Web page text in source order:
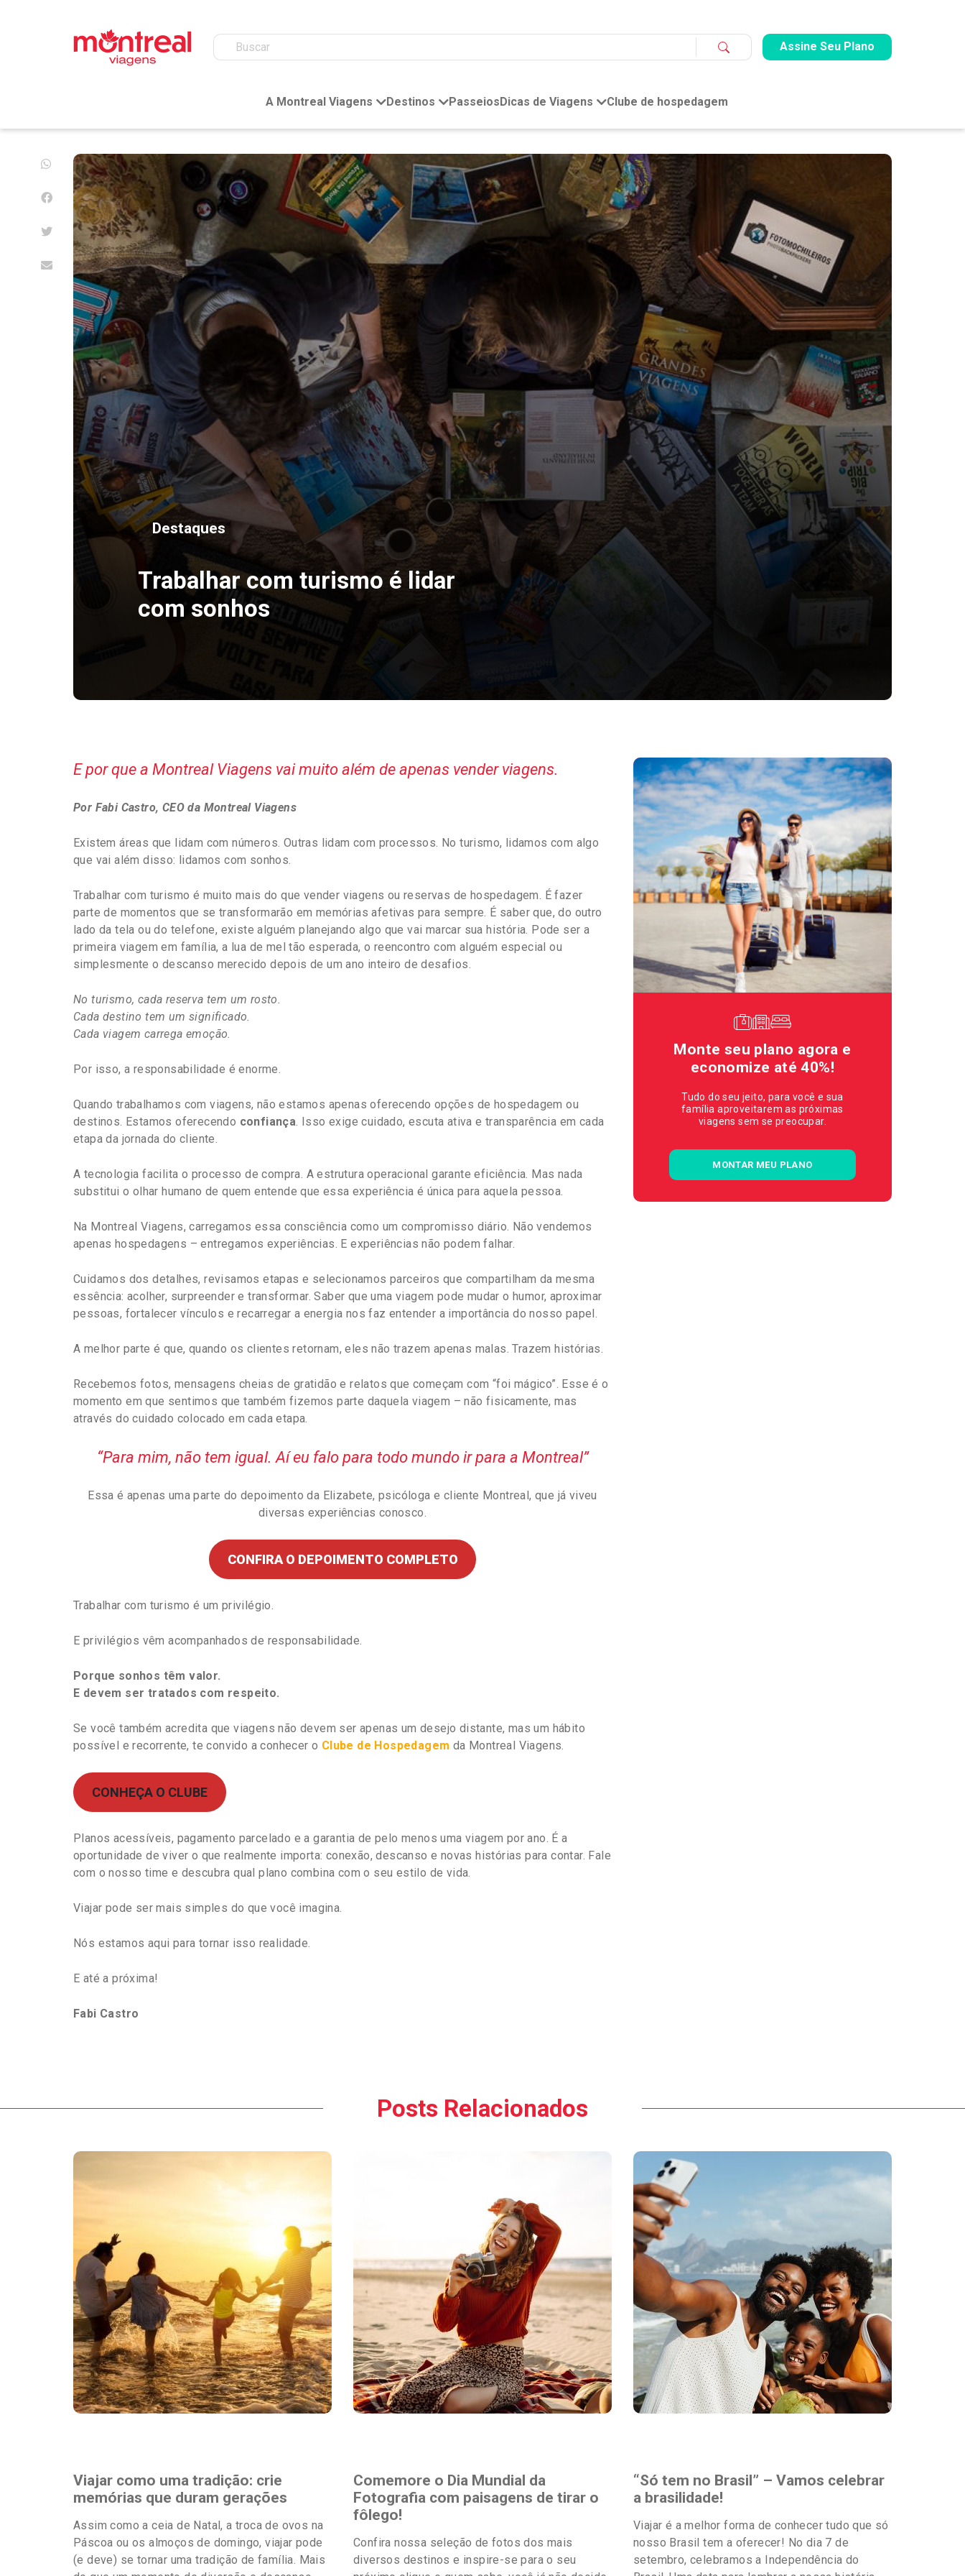
Assine Seu Plano
A Montreal Viagens Destinos Passeios Dicas de Viagens Clube de hospedagem
Destaques
Trabalhar com turismo é lidar
com sonhos
E por que a Montreal Viagens vai muito além de apenas vender viagens.
Por Fabi Castro, CEO da Montreal Viagens
Existem áreas que lidam com números. Outras lidam com processos. No turismo, lidamos com algo
que vai além disso: lidamos com sonhos.
Trabalhar com turismo é muito mais do que vender viagens ou reservas de hospedagem. É fazer
parte de momentos que se transformarão em memórias afetivas para sempre. É saber que, do outro
lado da tela ou do telefone, existe alguém planejando algo que vai marcar sua história. Pode ser a
primeira viagem em família, a lua de mel tão esperada, o reencontro com alguém especial ou
simplesmente o descanso merecido depois de um ano inteiro de desafios.
No turismo, cada reserva tem um rosto.
Cada destino tem um significado.
Cada viagem carrega emoção.
Por isso, a responsabilidade é enorme.
Quando trabalhamos com viagens, não estamos apenas oferecendo opções de hospedagem ou
destinos. Estamos oferecendo confiança. Isso exige cuidado, escuta ativa e transparência em cada
etapa da jornada do cliente.
A tecnologia facilita o processo de compra. A estrutura operacional garante eficiência. Mas nada
substitui o olhar humano de quem entende que essa experiência é única para aquela pessoa.
Na Montreal Viagens, carregamos essa consciência como um compromisso diário. Não vendemos
apenas hospedagens – entregamos experiências. E experiências não podem falhar.
Cuidamos dos detalhes, revisamos etapas e selecionamos parceiros que compartilham da mesma
essência: acolher, surpreender e transformar. Saber que uma viagem pode mudar o humor, aproximar
pessoas, fortalecer vínculos e recarregar a energia nos faz entender a importância do nosso papel.
A melhor parte é que, quando os clientes retornam, eles não trazem apenas malas. Trazem histórias.
Recebemos fotos, mensagens cheias de gratidão e relatos que começam com “foi mágico”. Esse é o
momento em que sentimos que também fizemos parte daquela viagem – não fisicamente, mas
através do cuidado colocado em cada etapa.
“Para mim, não tem igual. Aí eu falo para todo mundo ir para a Montreal”
Essa é apenas uma parte do depoimento da Elizabete, psicóloga e cliente Montreal, que já viveu
diversas experiências conosco.
CONFIRA O DEPOIMENTO COMPLETO
Trabalhar com turismo é um privilégio.
E privilégios vêm acompanhados de responsabilidade.
Porque sonhos têm valor.
E devem ser tratados com respeito.
Se você também acredita que viagens não devem ser apenas um desejo distante, mas um hábito
possível e recorrente, te convido a conhecer o Clube de Hospedagem da Montreal Viagens.
CONHEÇA O CLUBE
Planos acessíveis, pagamento parcelado e a garantia de pelo menos uma viagem por ano. É a
oportunidade de viver o que realmente importa: conexão, descanso e novas histórias para contar. Fale
com o nosso time e descubra qual plano combina com o seu estilo de vida.
Viajar pode ser mais simples do que você imagina.
Nós estamos aqui para tornar isso realidade.
E até a próxima!
Fabi Castro
Monte seu plano agora e
economize até 40%!
Tudo do seu jeito, para você e sua
família aproveitarem as próximas
viagens sem se preocupar.
MONTAR MEU PLANO
Posts Relacionados
Viajar como uma tradição: crie
memórias que duram gerações
Assim como a ceia de Natal, a troca de ovos na
Páscoa ou os almoços de domingo, viajar pode
(e deve) se tornar uma tradição de família. Mais
Comemore o Dia Mundial da
Fotografia com paisagens de tirar o
fôlego!
Confira nossa seleção de fotos dos mais
diversos destinos e inspire-se para o seu
“Só tem no Brasil” – Vamos celebrar
a brasilidade!
Viajar é a melhor forma de conhecer tudo que só
nosso Brasil tem a oferecer! No dia 7 de
setembro, celebramos a Independência do